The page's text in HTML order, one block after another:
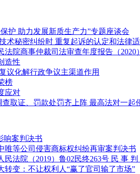
护 助力发展新质生产力”专题座谈会
术秘密纠纷时 重复起诉的认定和法律
法院商事仲裁司法审查年度报告（
造性
议化解行政争议主渠道作用
榜
应对
取证、罚款处罚齐上阵 最高法对一起
响案判决书
唯等公司侵害商标权纠纷再审案判决书
法院（2019）鲁02民终263号 民 事 判
转变：不让权利人“赢了官司输了市场”